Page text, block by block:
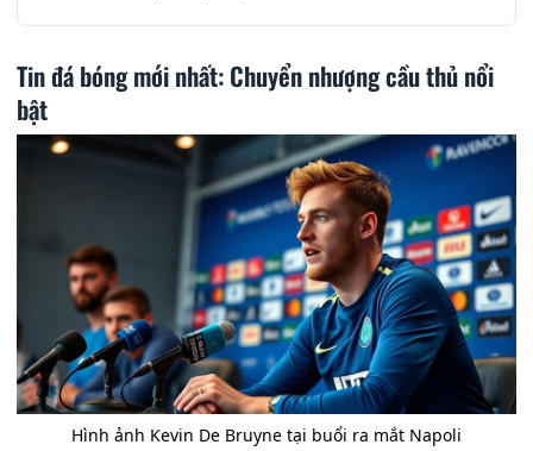
Tin đá bóng mới nhất: Chuyển nhượng cầu thủ nổi
bật
Hình ảnh Kevin De Bruyne tại buổi ra mắt Napoli